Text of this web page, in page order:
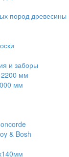
пород древесины
и заборы
мм
мм
& Bosh